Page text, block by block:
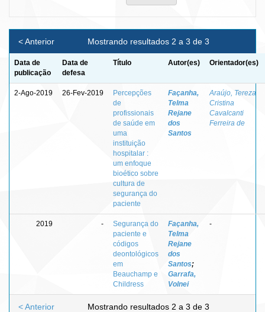
Mostrando resultados 2 a 3 de 3
< Anterior
Data de
publicação
Data de
defesa
Título Autor(es) Orientador(es)
2-Ago-2019 26-Fev-2019
Percepções
de
profissionais
de saúde em
uma
instituição
hospitalar :
um enfoque
bioético sobre
cultura de
segurança do
paciente
Façanha,
Telma
Rejane
dos
Santos
Araújo, Tereza
Cristina
Cavalcanti
Ferreira de
2019 -
Segurança do
paciente e
códigos
deontológicos
em
Beauchamp e
Childress
Façanha,
Telma
Rejane
dos
Santos;
Garrafa,
Volnei
-
Mostrando resultados 2 a 3 de 3
< Anterior